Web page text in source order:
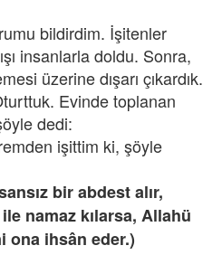
bildirdim. İşitenler
insanlarla doldu. Sonra,
üzerine dışarı çıkardık.
Evinde toplanan
dedi:
işittim ki, şöyle
bir abdest alır,
namaz kılarsa, Allahü
ona ihsân eder.)